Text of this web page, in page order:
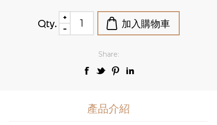
Qty.
Share:
產品介紹